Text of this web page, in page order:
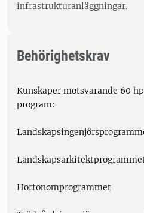
infrastrukturanläggningar.
Behörighetskrav
Kunskaper motsvarande 60
program:
Hortonomprogrammet